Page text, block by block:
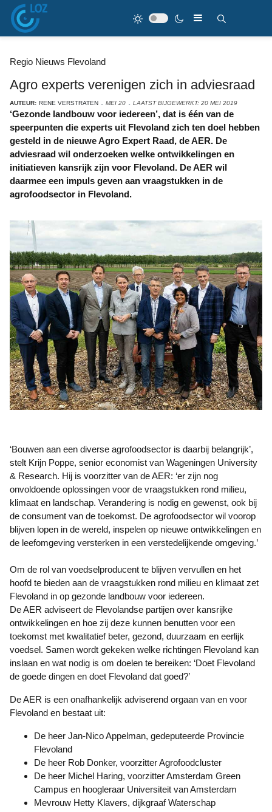
Regio Nieuws Flevoland
Agro experts verenigen zich in adviesraad
AUTEUR: RENE VERSTRATEN MEI 20 LAATST BIJGEWERKT: 20 MEI 2019
‘Gezonde landbouw voor iedereen’, dat is één van de
speerpunten die experts uit Flevoland zich ten doel hebben
gesteld in de nieuwe Agro Expert Raad, de AER. De
adviesraad wil onderzoeken welke ontwikkelingen en
initiatieven kansrijk zijn voor Flevoland. De AER wil
daarmee een impuls geven aan vraagstukken in de
agrofoodsector in Flevoland.
‘Bouwen aan een diverse agrofoodsector is daarbij belangrijk’,
stelt Krijn Poppe, senior economist van Wageningen University
& Research. Hij is voorzitter van de AER: ‘er zijn nog
onvoldoende oplossingen voor de vraagstukken rond milieu,
klimaat en landschap. Verandering is nodig en gewenst, ook bij
de consument van de toekomst. De agrofoodsector wil voorop
blijven lopen in de wereld, inspelen op nieuwe ontwikkelingen en
de leefomgeving versterken in een verstedelijkende omgeving.’
Om de rol van voedselproducent te blijven vervullen en het
hoofd te bieden aan de vraagstukken rond milieu en klimaat zet
Flevoland in op gezonde landbouw voor iedereen.
De AER adviseert de Flevolandse partijen over kansrijke
ontwikkelingen en hoe zij deze kunnen benutten voor een
toekomst met kwalitatief beter, gezond, duurzaam en eerlijk
voedsel. Samen wordt gekeken welke richtingen Flevoland kan
inslaan en wat nodig is om doelen te bereiken: ‘Doet Flevoland
de goede dingen en doet Flevoland dat goed?’
De AER is een onafhankelijk adviserend orgaan van en voor
Flevoland en bestaat uit:
De heer Jan-Nico Appelman, gedeputeerde Provincie
Flevoland
De heer Rob Donker, voorzitter Agrofoodcluster
De heer Michel Haring, voorzitter Amsterdam Green
Campus en hoogleraar Universiteit van Amsterdam
Mevrouw Hetty Klavers, dijkgraaf Waterschap